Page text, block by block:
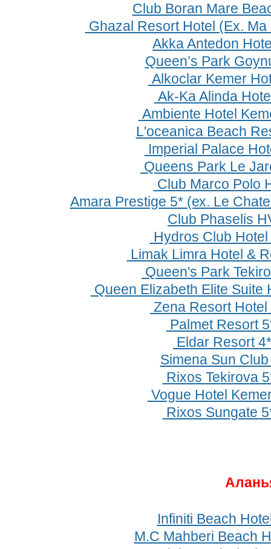
Club Boran Mare
Ghazal Resort Hotel (Ex.
Akka Antedon
Queen’s Park
Alkoclar Kemer
Ak-Ka Alinda
Ambiente Hotel
L'oceanica Beach
Imperial Palace
Queens Park Le
Club Marco Polo
Amara Prestige 5* (ех. Le
Club Phaselis
Hydros Club Hotel
Limak Limra Hotel &
Queen's Park
Queen Elizabeth Elite Suite
Zena Resort Hotel
Palmet Resort
Eldar Resort 4*
Simena Sun
Rixos Tekirova
Vogue Hotel
Rixos Sungate
Infiniti Beach
M.C Mahberi Beach